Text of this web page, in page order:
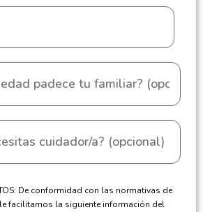
De conformidad con las normativas de
facilitamos la siguiente información del